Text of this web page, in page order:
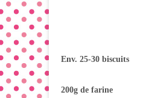
Env. 25-30 biscuits
200g de farine